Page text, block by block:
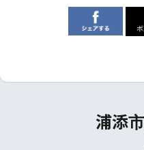
浦添